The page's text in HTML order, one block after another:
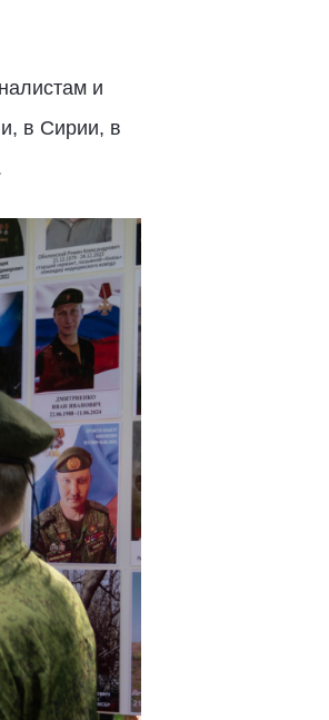
и
в Сирии, в